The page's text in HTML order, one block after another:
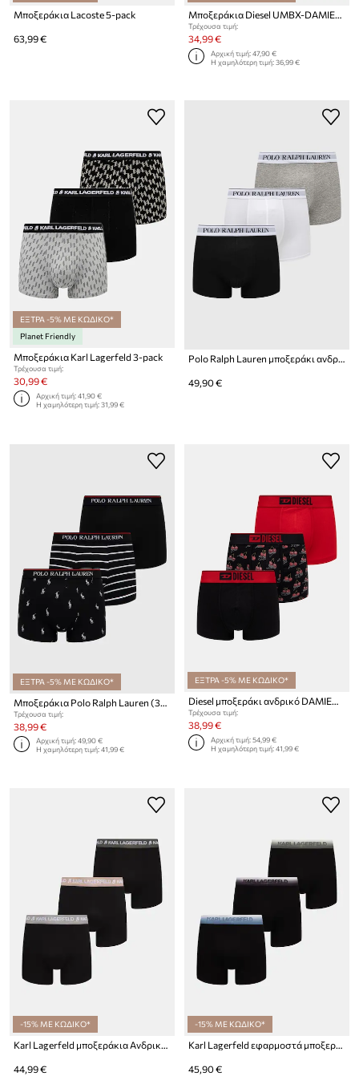
Μποξεράκια Lacoste 5-pack
63,99 €
Μποξεράκια Diesel UMBX-DAMIENTHREEPACK-5.5EL 3-pack
Τρέχουσα τιμή:
34,99 €
Αρχική τιμή:47,90 €
Η χαμηλότερη τιμή:36,99 €
ΕΞΤΡΑ -5% ΜΕ ΚΩΔΙΚΟ*
Planet Friendly
Μποξεράκια Karl Lagerfeld 3-pack
Τρέχουσα τιμή:
30,99 €
Αρχική τιμή:41,90 €
Η χαμηλότερη τιμή:31,99 €
Polo Ralph Lauren μποξεράκι ανδρικό βαμβάκι με ελαστάν 3-pack
49,90 €
ΕΞΤΡΑ -5% ΜΕ ΚΩΔΙΚΟ*
Μποξεράκια Polo Ralph Lauren (3-pack)
Τρέχουσα τιμή:
38,99 €
Αρχική τιμή:49,90 €
Η χαμηλότερη τιμή:41,99 €
ΕΞΤΡΑ -5% ΜΕ ΚΩΔΙΚΟ*
Diesel μποξεράκι ανδρικό DAMIEN-GFT 3-pack
Τρέχουσα τιμή:
38,99 €
Αρχική τιμή:54,99 €
Η χαμηλότερη τιμή:41,99 €
-15% ΜΕ ΚΩΔΙΚΟ*
Karl Lagerfeld μποξεράκια Ανδρικά βαμβακερά με ελαστάν 3-pack
44,99 €
-15% ΜΕ ΚΩΔΙΚΟ*
Karl Lagerfeld εφαρμοστά μποξεράκια ανδρικά βαμβάκι με ελαστάν 3-pack
45,90 €